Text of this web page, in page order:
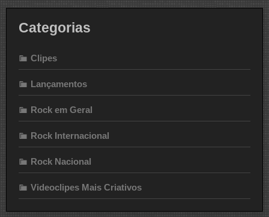
Categorias
Clipes
Lançamentos
Rock em Geral
Rock Internacional
Rock Nacional
Videoclipes Mais Criativos